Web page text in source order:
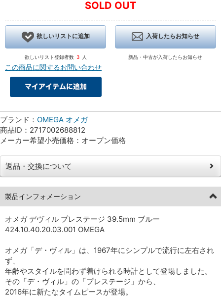
SOLD OUT
欲しいリストに追加
欲しいリスト登録者数 3 人
入荷したらお知らせ
新品・中古が入荷したらお知らせ
この商品に関するお問い合わせ
ブランド： OMEGA オメガ
商品ID：2717002688812
メーカー希望小売価格：オープン価格
返品・交換について
製品インフォメーション
オメガ デヴィル プレステージ 39.5mm ブルー
424.10.40.20.03.001 OMEGA
オメガ「デ・ヴィル」は、1967年にシンプルで流行に左右され
ず、
年齢やスタイルを問わず着けられる時計として登場しました。
その「デ・ヴィル」の「プレステージ」から、
2016年に新たなタイムピースが登場。